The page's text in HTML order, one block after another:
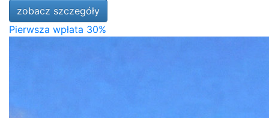
zobacz szczegóły
Pierwsza wpłata 30%